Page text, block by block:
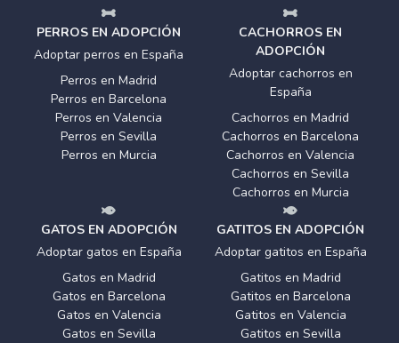
PERROS EN ADOPCIÓN
Adoptar perros en España
Perros en Madrid
Perros en Barcelona
Perros en Valencia
Perros en Sevilla
Perros en Murcia
CACHORROS EN
ADOPCIÓN
Adoptar cachorros en
España
Cachorros en Madrid
Cachorros en Barcelona
Cachorros en Valencia
Cachorros en Sevilla
Cachorros en Murcia
GATOS EN ADOPCIÓN
Adoptar gatos en España
Gatos en Madrid
Gatos en Barcelona
Gatos en Valencia
Gatos en Sevilla
GATITOS EN ADOPCIÓN
Adoptar gatitos en España
Gatitos en Madrid
Gatitos en Barcelona
Gatitos en Valencia
Gatitos en Sevilla